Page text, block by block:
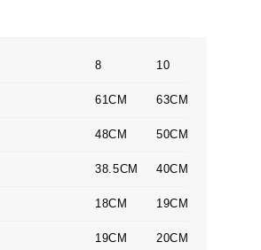
8 10
61CM 63CM
48CM 50CM
38.5CM 40CM
18CM 19CM
19CM 20CM